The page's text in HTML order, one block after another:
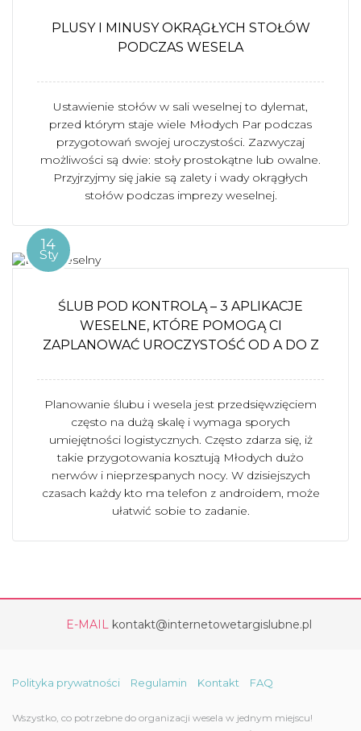
PLUSY I MINUSY OKRĄGŁYCH STOŁÓW
PODCZAS WESELA
Ustawienie stołów w sali weselnej to dylemat,
przed którym staje wiele Młodych Par podczas
przygotowań swojej uroczystości. Zazwyczaj
możliwości są dwie: stoły prostokątne lub owalne.
Przyjrzyjmy się jakie są zalety i wady okrągłych
stołów podczas imprezy weselnej.
14
Sty
ŚLUB POD KONTROLĄ – 3 APLIKACJE
WESELNE, KTÓRE POMOGĄ CI
ZAPLANOWAĆ UROCZYSTOŚĆ OD A DO Z
Planowanie ślubu i wesela jest przedsięwzięciem
często na dużą skalę i wymaga sporych
umiejętności logistycznych. Często zdarza się, iż
takie przygotowania kosztują Młodych dużo
nerwów i nieprzespanych nocy. W dzisiejszych
czasach każdy kto ma telefon z androidem, może
ułatwić sobie to zadanie.
E-MAIL kontakt@internetowetargislubne.pl
Polityka prywatności Regulamin Kontakt FAQ
Wszystko, co potrzebne do organizacji wesela w jednym miejscu!